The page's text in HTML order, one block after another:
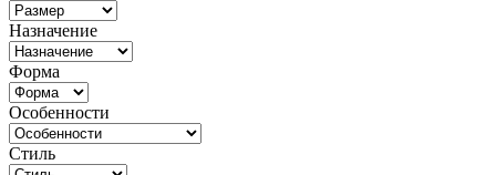
Назначение
Форма
Особенности
Стиль